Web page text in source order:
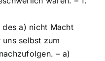
a) nicht Macht
selbst zum
– a)